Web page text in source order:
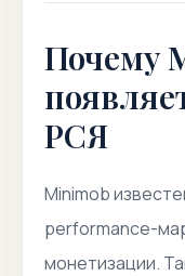
Почему
РСЯ
Minimob
performance-
монетизации.